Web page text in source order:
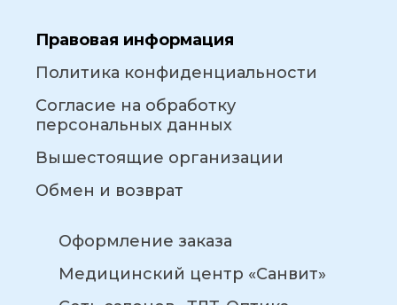
Правовая информация
Политика конфиденциальности
Согласие на обработку
персональных данных
Вышестоящие организации
Обмен и возврат
Оформление заказа
Медицинский центр «Санвит»